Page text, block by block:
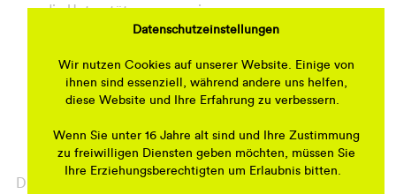
die Unterstützung gemeinsamer
Vermarktungsaktivitäten,
Angebotsmixes,
Beratungs- und Weiterbildungsangebote für
das Leerstands- und Ansiedlungsmanagement.
Die Umsetzung verschiedener Maßnahmen und Aktionen
Datenschutzeinstellungen
Wir nutzen Cookies auf unserer Website. Einige von
ihnen sind essenziell, während andere uns helfen,
diese Website und Ihre Erfahrung zu verbessern.
Wenn Sie unter 16 Jahre alt sind und Ihre Zustimmung
zu freiwilligen Diensten geben möchten, müssen Sie
Ihre Erziehungsberechtigten um Erlaubnis bitten.